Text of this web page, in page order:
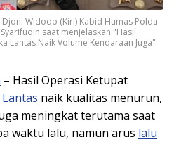
Widodo (Kiri) Kabid Humas Polda
saat menjelaskan "Hasil
Lantas Naik Volume Kendaraan Juga"
– Hasil Operasi Ketupat
naik kualitas menurun,
meningkat terutama saat
waktu lalu, namun arus lalu